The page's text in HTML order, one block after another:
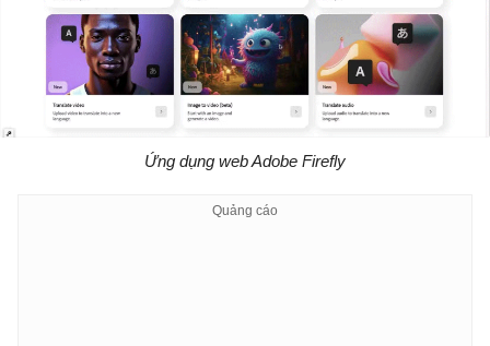
Ứng dụng web Adobe Firefly